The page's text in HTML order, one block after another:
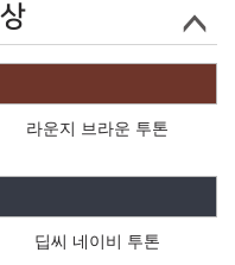
라운지 브라운 투톤
딥씨 네이비 투톤